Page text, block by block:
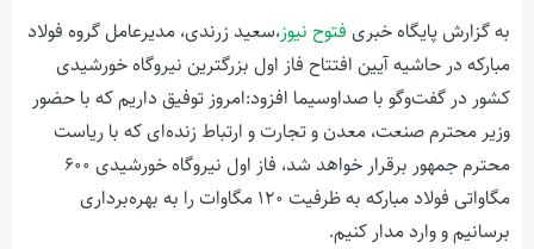
به گزارش پایگاه خبری فتوح نیوز،سعید زرندی، مدیرعامل گروه فولاد
مبارکه در حاشیه آیین افتتاح فاز اول بزرگترین نیروگاه خورشیدی
کشور در گفت‌وگو با صداوسیما افزود:امروز توفیق داریم که با حضور
وزیر محترم صنعت، معدن و تجارت و ارتباط زنده‌ای که با ریاست
محترم جمهور برقرار خواهد شد، فاز اول نیروگاه خورشیدی ۶۰۰
مگاواتی فولاد مبارکه به ظرفیت ۱۲۰ مگاوات را به بهره‌برداری
برسانیم و وارد مدار کنیم.